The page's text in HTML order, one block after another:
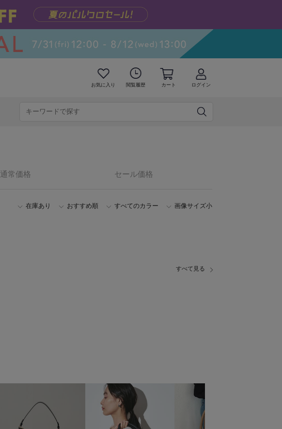
お気に入り 閲覧履歴 カート ログイン
通常価格 セール価格
在庫あり おすすめ順 すべてのカラー 画像サイズ小